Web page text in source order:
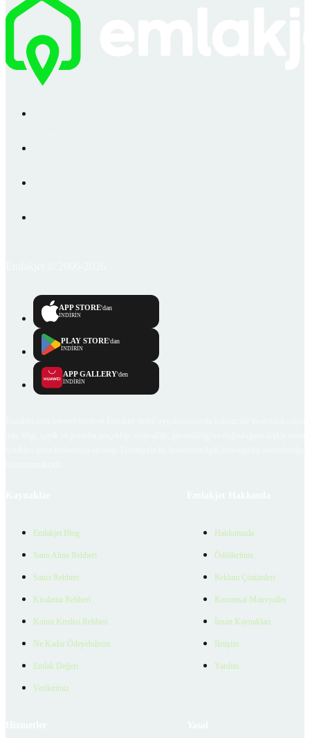
APP STORE'dan
İNDİRİN
PLAY STORE'dan
İNDİRİN
APP GALLERY'den
İNDİRİN
Emlakjet Blog
Satın Alma Rehberi
Satıcı Rehberi
Kiralama Rehberi
Konut Kredisi Rehberi
Ne Kadar Ödeyebilirim
Emlak Değeri
Verilerimiz
Hakkımızda
Ödüllerimiz
Reklam Çözümleri
Kurumsal Materyaller
İnsan Kaynakları
İletişim
Yardım